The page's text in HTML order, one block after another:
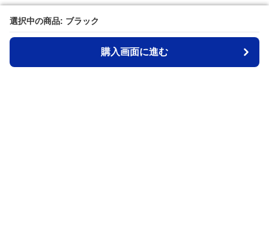
選択中の商品: ブラック
購入画面に進む
選択中の商品: ブラック
購入画面に進む